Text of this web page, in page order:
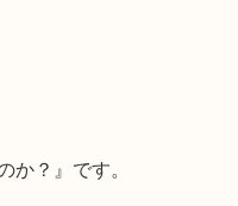
？』です。